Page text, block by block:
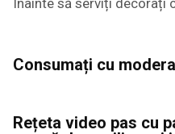
Consumați cu
Rețeta video pas cu